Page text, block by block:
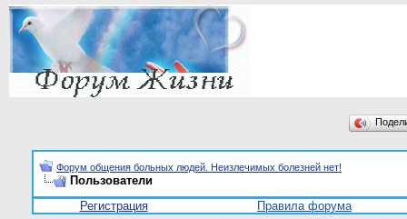
Форум общения больных людей. Неизлечимых болезней нет!
Пользователи
Регистрация
Правила форума